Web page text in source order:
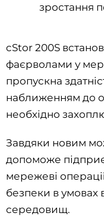
зростання
cStor 200S
фаєрволами у
пропускна
наближенням до
необхідно
Завдяки новим
допоможе
мережеві
безпеки в умовах
середовищ.